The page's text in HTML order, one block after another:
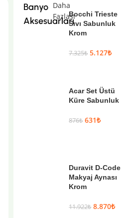
Banyo
Aksesuarları
Daha
FazlasıBocchi Trieste
Sıvı Sabunluk
Krom
7.325₺ 5.127₺
Acar Set Üstü
Küre Sabunluk
876₺ 631₺
Duravit D-Code
Makyaj Aynası
Krom
11.922₺ 8.870₺